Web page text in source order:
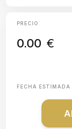
PRECIO
0.00 €
FECHA ESTIMADA